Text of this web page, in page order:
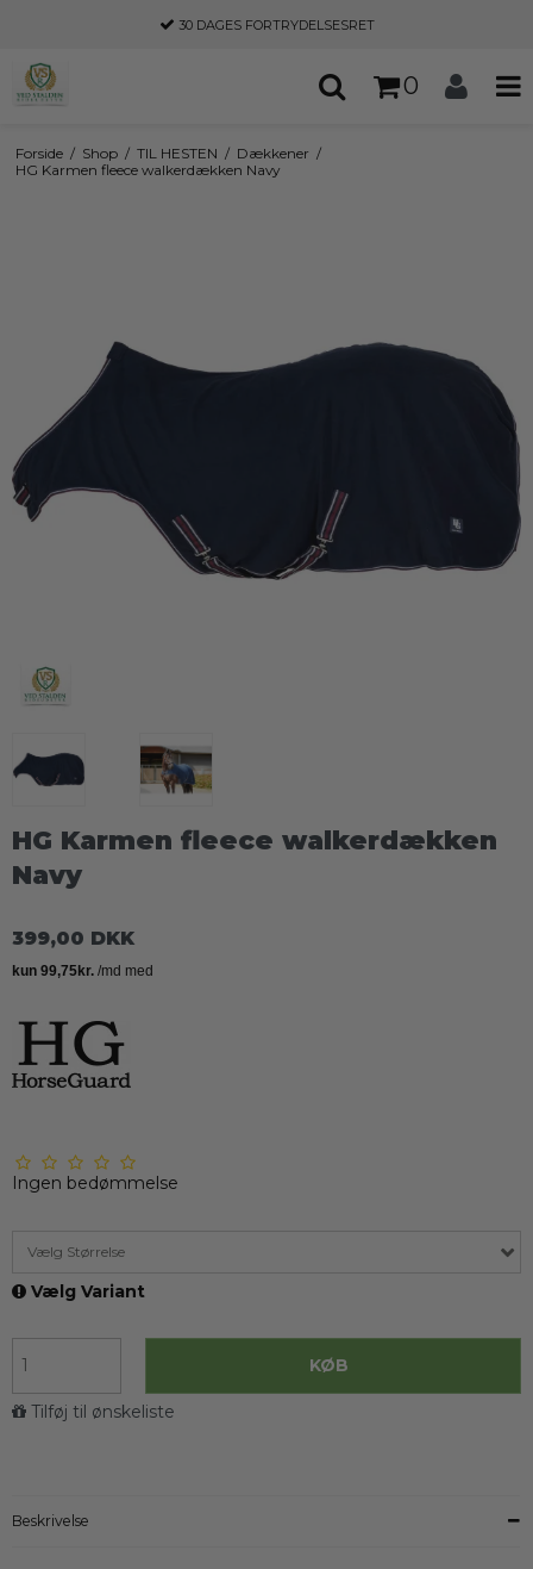
30 DAGES FORTRYDELSESRET
0
Forside / Shop / TIL HESTEN / Dækkener /
HG Karmen fleece walkerdækken Navy
HG Karmen fleece walkerdækken
Navy
399,00 DKK
Ingen bedømmelse
Vælg Størrelse
Vælg Variant
KØB
Tilføj til ønskeliste
Beskrivelse